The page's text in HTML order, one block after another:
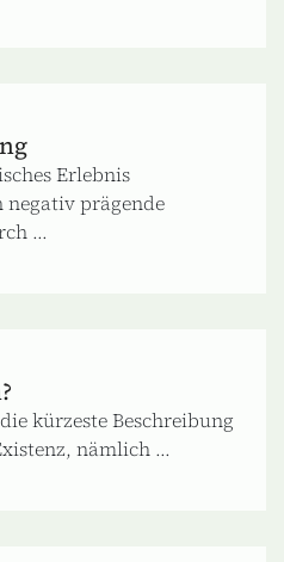
Erlebnis
negativ prägende
...
kürzeste Beschreibung
nämlich ...